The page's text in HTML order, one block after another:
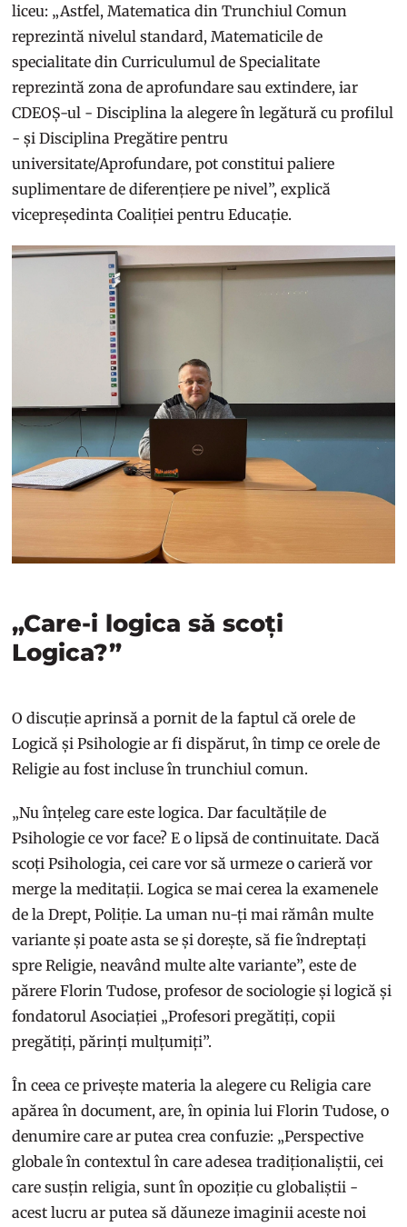
liceu: „Astfel, Matematica din Trunchiul Comun
reprezintă nivelul standard, Matematicile de
specialitate din Curriculumul de Specialitate
reprezintă zona de aprofundare sau extindere, iar
CDEOȘ-ul - Disciplina la alegere în legătură cu profilul
- și Disciplina Pregătire pentru
universitate/Aprofundare, pot constitui paliere
suplimentare de diferențiere pe nivel”, explică
vicepreședinta Coaliției pentru Educație.
„Care-i logica să scoți
Logica?”
O discuție aprinsă a pornit de la faptul că orele de
Logică și Psihologie ar fi dispărut, în timp ce orele de
Religie au fost incluse în trunchiul comun.
„Nu înțeleg care este logica. Dar facultățile de
Psihologie ce vor face? E o lipsă de continuitate. Dacă
scoți Psihologia, cei care vor să urmeze o carieră vor
merge la meditații. Logica se mai cerea la examenele
de la Drept, Poliție. La uman nu-ți mai rămân multe
variante și poate asta se și dorește, să fie îndreptați
spre Religie, neavând multe alte variante”, este de
părere Florin Tudose, profesor de sociologie și logică și
fondatorul Asociației „Profesori pregătiți, copii
pregătiți, părinți mulțumiți”.
În ceea ce privește materia la alegere cu Religia care
apărea în document, are, în opinia lui Florin Tudose, o
denumire care ar putea crea confuzie: „Perspective
globale în contextul în care adesea tradiționaliștii, cei
care susțin religia, sunt în opoziție cu globaliștii -
acest lucru ar putea să dăuneze imaginii aceste noi